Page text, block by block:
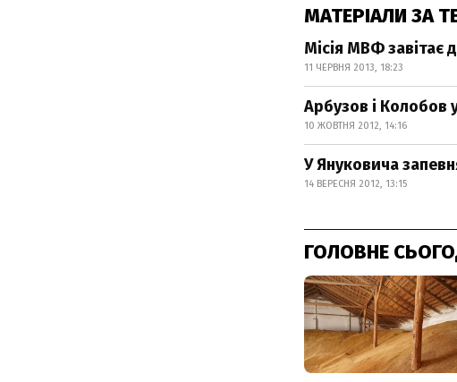
МАТЕРІАЛИ ЗА
Місія МВФ завітає
11 ЧЕРВНЯ 2013, 18:23
Арбузов і Колобов
10 ЖОВТНЯ 2012, 14:16
У Януковича
14 ВЕРЕСНЯ 2012, 13:15
ГОЛОВНЕ